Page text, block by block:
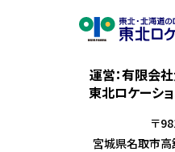
運営：有限会
東北ロケーシ
〒
宮城県名取市